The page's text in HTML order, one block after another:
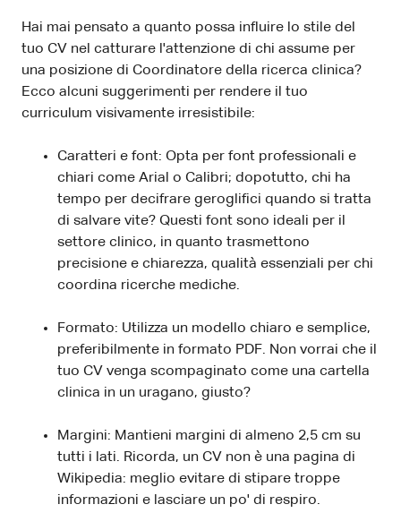
Hai mai pensato a quanto possa influire lo stile del
tuo CV nel catturare l'attenzione di chi assume per
una posizione di Coordinatore della ricerca clinica?
Ecco alcuni suggerimenti per rendere il tuo
curriculum visivamente irresistibile:
Caratteri e font: Opta per font professionali e
chiari come Arial o Calibri; dopotutto, chi ha
tempo per decifrare geroglifici quando si tratta
di salvare vite? Questi font sono ideali per il
settore clinico, in quanto trasmettono
precisione e chiarezza, qualità essenziali per chi
coordina ricerche mediche.
Formato: Utilizza un modello chiaro e semplice,
preferibilmente in formato PDF. Non vorrai che il
tuo CV venga scompaginato come una cartella
clinica in un uragano, giusto?
Margini: Mantieni margini di almeno 2,5 cm su
tutti i lati. Ricorda, un CV non è una pagina di
Wikipedia: meglio evitare di stipare troppe
informazioni e lasciare un po' di respiro.